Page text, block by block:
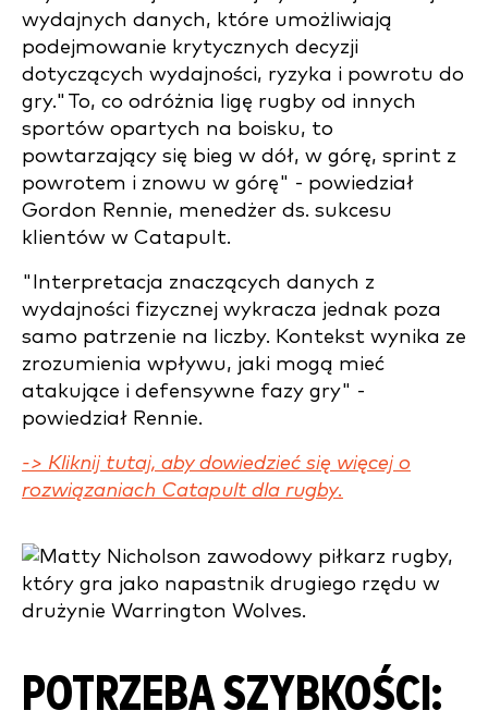
wydajnych danych, które umożliwiają
podejmowanie krytycznych decyzji
dotyczących wydajności, ryzyka i powrotu do
gry."To, co odróżnia ligę rugby od innych
sportów opartych na boisku, to
powtarzający się bieg w dół, w górę, sprint z
powrotem i znowu w górę" - powiedział
Gordon Rennie, menedżer ds. sukcesu
klientów w Catapult.
"Interpretacja znaczących danych z
wydajności fizycznej wykracza jednak poza
samo patrzenie na liczby. Kontekst wynika ze
zrozumienia wpływu, jaki mogą mieć
atakujące i defensywne fazy gry" -
powiedział Rennie.
-> Kliknij tutaj, aby dowiedzieć się więcej o
rozwiązaniach Catapult dla rugby.
POTRZEBA SZYBKOŚCI: